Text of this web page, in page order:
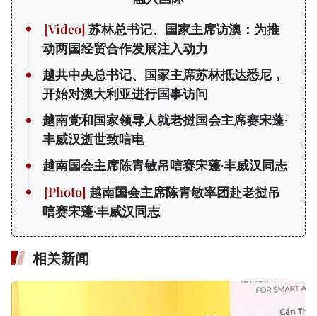
苏林总书记、国家主席访澳：为推
动两国经贸合作发展注入动力
越共中央总书记、国家主席苏林抵达悉尼，
开始对澳大利亚进行国事访问
越南党和国家领导人就老挝国会主席赛宋蓬·
丰威汉逝世致唁电
越南国会主席陈青敏吊唁赛宋蓬·丰威汉同志
越南国会主席陈青敏率团赴老挝吊
唁赛宋蓬·丰威汉同志
相关新闻